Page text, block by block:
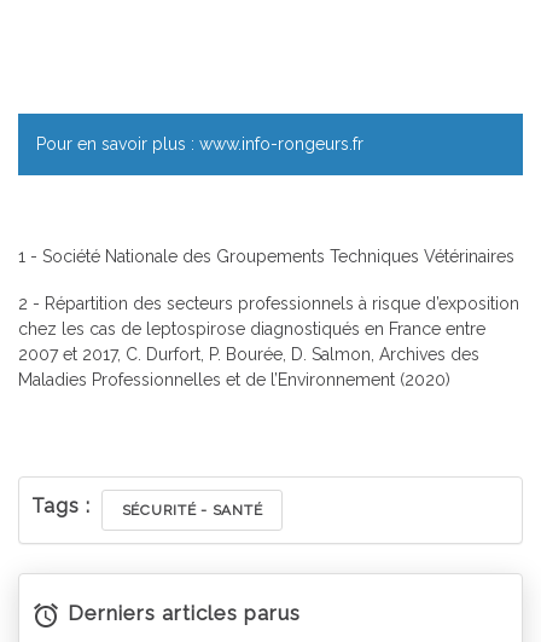
Pour en savoir plus : www.info-rongeurs.fr
1 - Société Nationale des Groupements Techniques Vétérinaires
2 - Répartition des secteurs professionnels à risque d’exposition
chez les cas de leptospirose diagnostiqués en France entre
2007 et 2017, C. Durfort, P. Bourée, D. Salmon, Archives des
Maladies Professionnelles et de l’Environnement (2020)
Tags : SÉCURITÉ - SANTÉ
Derniers articles parus